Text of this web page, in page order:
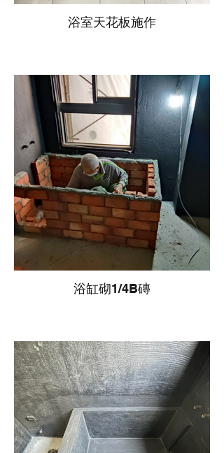
浴室天花板施作
浴缸砌1/4B磚